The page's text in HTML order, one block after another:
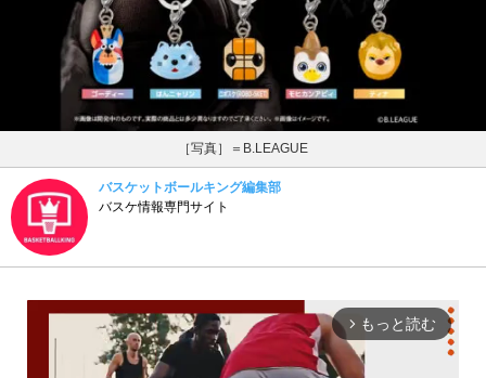
［写真］＝B.LEAGUE
バスケットボールキング編集部
バスケ情報専門サイト
arrow_forward_ios もっと読む